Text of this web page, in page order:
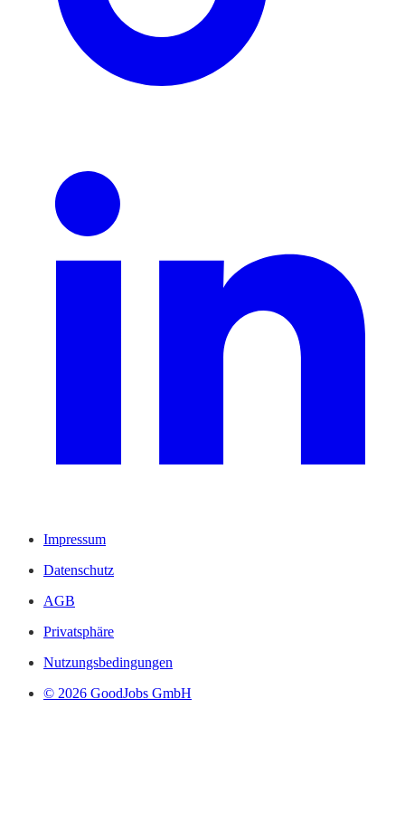
Impressum
Datenschutz
AGB
Privatsphäre
Nutzungsbedingungen
© 2026 GoodJobs GmbH